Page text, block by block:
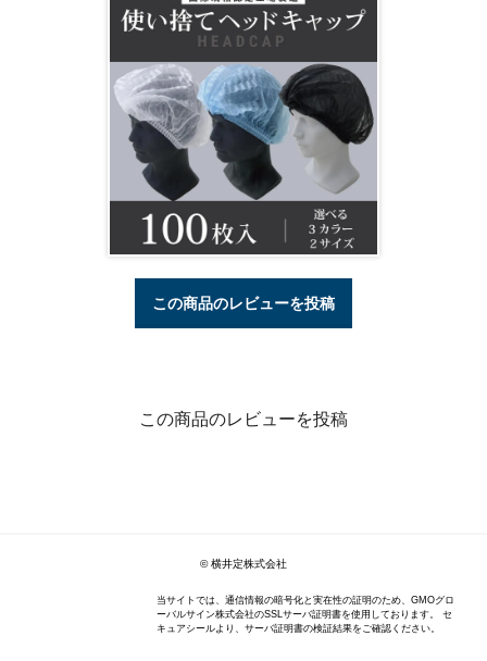
この商品のレビューを投稿
この商品のレビューを投稿
© 横井定株式会社
当サイトでは、通信情報の暗号化と実在性の証明のため、GMOグロ
ーバルサイン株式会社のSSLサーバ証明書を使用しております。 セ
キュアシールより、サーバ証明書の検証結果をご確認ください。